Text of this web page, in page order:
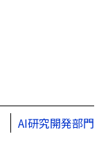
AI研究開発部門